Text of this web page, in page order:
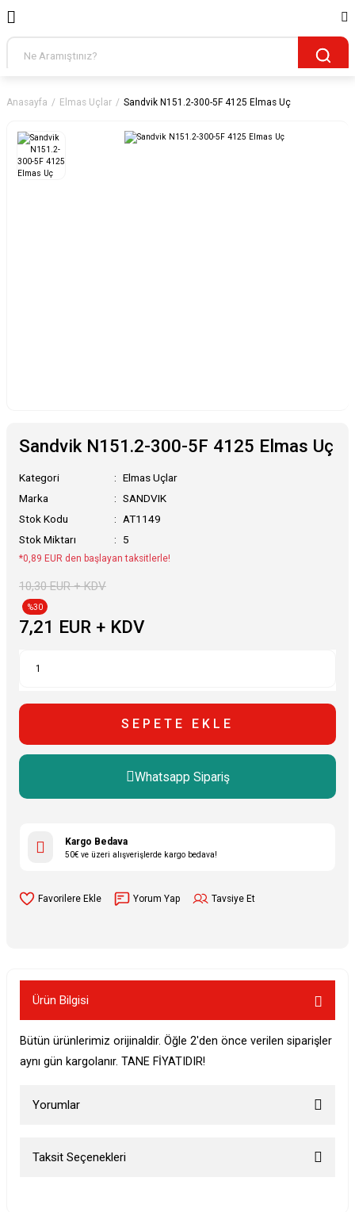
Anasayfa Elmas Uçlar Sandvik N151.2-300-5F 4125 Elmas Uç
Sandvik N151.2-300-5F 4125 Elmas Uç
Kategori
Elmas Uçlar
Marka
SANDVIK
Stok Kodu
AT1149
Stok Miktarı
5
*0,89 EUR den başlayan taksitlerle!
10,30 EUR + KDV
%30
7,21 EUR + KDV
SEPETE EKLE
Whatsapp Sipariş
Kargo Bedava
50€ ve üzeri alışverişlerde kargo bedava!
Yorum Yap Tavsiye Et
Ürün Bilgisi
Bütün ürünlerimiz orijinaldir. Öğle 2'den önce verilen siparişler
aynı gün kargolanır. TANE FİYATIDIR!
Yorumlar
Taksit Seçenekleri